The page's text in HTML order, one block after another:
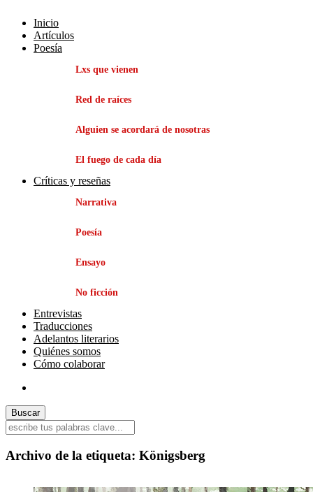
Inicio
Artículos
Poesía
Lxs que vienen
Red de raíces
Alguien se acordará de nosotras
El fuego de cada día
Críticas y reseñas
Narrativa
Poesía
Ensayo
No ficción
Entrevistas
Traducciones
Adelantos literarios
Quiénes somos
Cómo colaborar
Archivo de la etiqueta: Königsberg